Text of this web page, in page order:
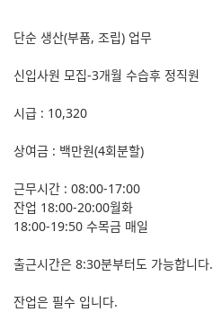
단순 생산(부품, 조립) 업무
신입사원 모집-3개월 수습후 정직원
시급 : 10,320
상여금 : 백만원(4회분할)
근무시간 : 08:00-17:00
잔업 18:00-20:00월화
18:00-19:50 수목금 매일
출근시간은 8:30분부터도 가능합니다.
잔업은 필수 입니다.